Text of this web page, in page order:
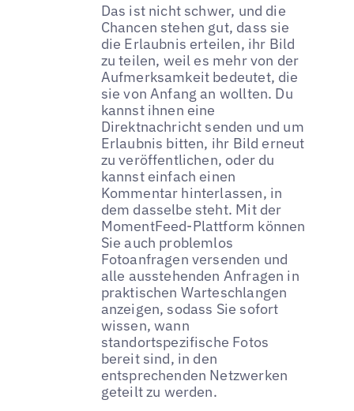
Das ist nicht schwer, und die
Chancen stehen gut, dass sie
die Erlaubnis erteilen, ihr Bild
zu teilen, weil es mehr von der
Aufmerksamkeit bedeutet, die
sie von Anfang an wollten. Du
kannst ihnen eine
Direktnachricht senden und um
Erlaubnis bitten, ihr Bild erneut
zu veröffentlichen, oder du
kannst einfach einen
Kommentar hinterlassen, in
dem dasselbe steht. Mit der
MomentFeed-Plattform können
Sie auch problemlos
Fotoanfragen versenden und
alle ausstehenden Anfragen in
praktischen Warteschlangen
anzeigen, sodass Sie sofort
wissen, wann
standortspezifische Fotos
bereit sind, in den
entsprechenden Netzwerken
geteilt zu werden.